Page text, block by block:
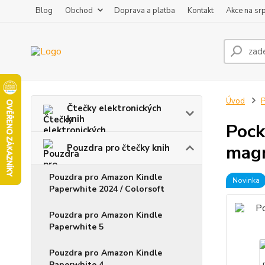
Blog Obchod Doprava a platba Kontakt Akce na
Čtečky elektronických
knih
Pouzdra pro čtečky knih
Pouzdra pro Amazon Kindle
Paperwhite 2024 / Colorsoft
Pouzdra pro Amazon Kindle
Paperwhite 5
Pouzdra pro Amazon Kindle
Úvod
Novinka